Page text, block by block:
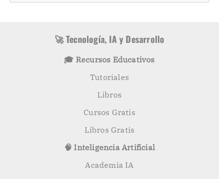
🚀 Tecnología, IA y Desarrollo
🎓 Recursos Educativos
Tutoriales
Libros
Cursos Gratis
Libros Gratis
🧠 Inteligencia Artificial
Academia IA